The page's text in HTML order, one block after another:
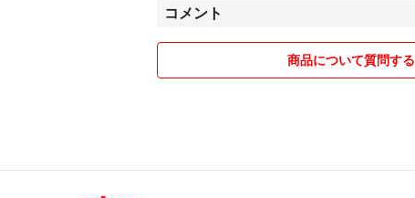
▼返品特約
コメント
商品について質問する